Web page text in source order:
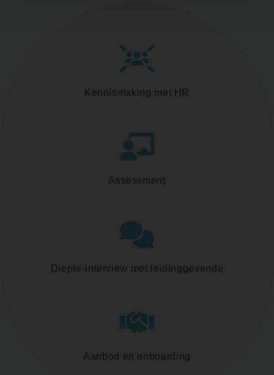
Kennismaking met HR
Assessment
Diepte-interview met leidinggevende
Aanbod en onboarding